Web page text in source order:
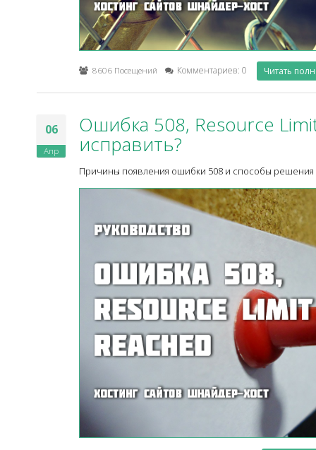
8606 Посещений Комментариев: 0 Читать
06
Апр
Ошибка 508, Resource
исправить?
Причины появления ошибки 508 и способы